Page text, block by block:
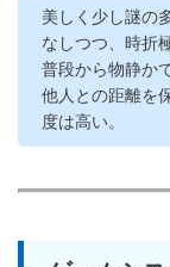
美しく少し謎の
なしつつ、時折
普段から物静か
他人との距離を
度は高い。